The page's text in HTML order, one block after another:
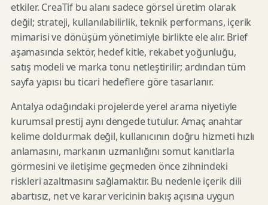
etkiler. CreaTif bu alanı sadece görsel üretim olarak
değil; strateji, kullanılabilirlik, teknik performans, içerik
mimarisi ve dönüşüm yönetimiyle birlikte ele alır. Brief
aşamasında sektör, hedef kitle, rekabet yoğunluğu,
satış modeli ve marka tonu netleştirilir; ardından tüm
sayfa yapısı bu ticari hedeflere göre tasarlanır.
Antalya odağındaki projelerde yerel arama niyetiyle
kurumsal prestij aynı dengede tutulur. Amaç anahtar
kelime doldurmak değil, kullanıcının doğru hizmeti hızlı
anlamasını, markanın uzmanlığını somut kanıtlarla
görmesini ve iletişime geçmeden önce zihnindeki
riskleri azaltmasını sağlamaktır. Bu nedenle içerik dili
abartısız, net ve karar vericinin bakış açısına uygun